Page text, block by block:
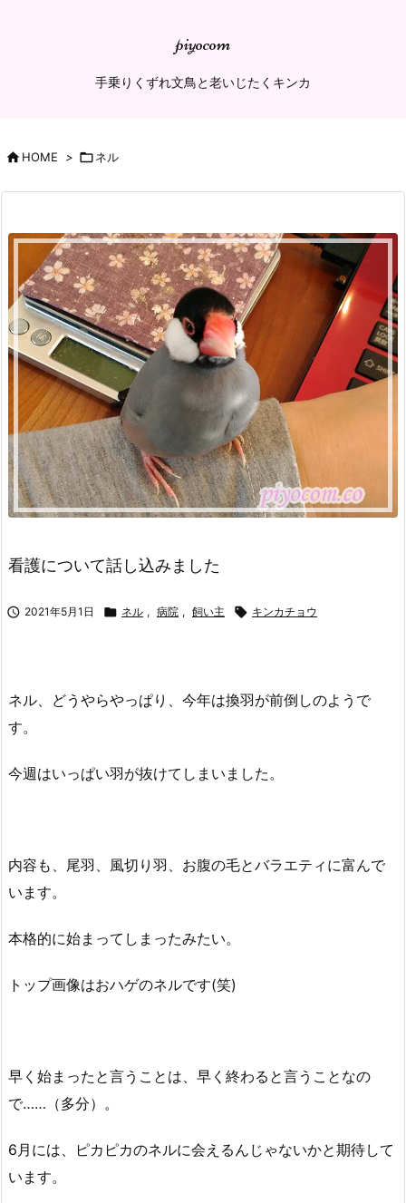
piyocom
手乗りくずれ文鳥と老いじたくキンカ
HOME > ネル
看護について話し込みました
 2021年5月1日  ネル , 病院 , 飼い主  キンカチョウ
ネル、どうやらやっぱり、今年は換羽が前倒しのようで
す。
今週はいっぱい羽が抜けてしまいました。
内容も、尾羽、風切り羽、お腹の毛とバラエティに富んで
います。
本格的に始まってしまったみたい。
トップ画像はおハゲのネルです(笑)
早く始まったと言うことは、早く終わると言うことなの
で……（多分）。
6月には、ピカピカのネルに会えるんじゃないかと期待して
います。